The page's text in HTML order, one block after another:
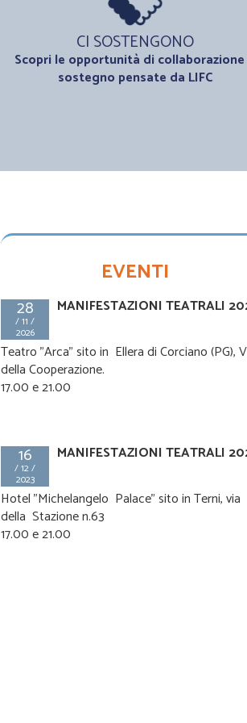
CI SOSTENGONO
Scopri le opportunità di collaborazione
sostegno pensate da LIFC
EVENTI
28
/ 11 /
2026
MANIFESTAZIONI TEATRALI
Teatro "Arca" sito in Ellera di Corciano (PG),
della Cooperazione.
17.00 e 21.00
16
/ 12 /
2023
MANIFESTAZIONI TEATRALI
Hotel "Michelangelo Palace" sito in Terni, via
della Stazione n.63
17.00 e 21.00
22
Settembre
2023
TUTTI IN CAMPO PER LA LIFC
Cistica: prosegue il confronto con le
Istituzioni
bylifcon 5 Giugno 2026 at 13:22
Al centro dell’incontro i diritti, la qualità della
vita e delle cure delle persone con fibrosi cistica
Prosegue l’attività di L'articolo […]